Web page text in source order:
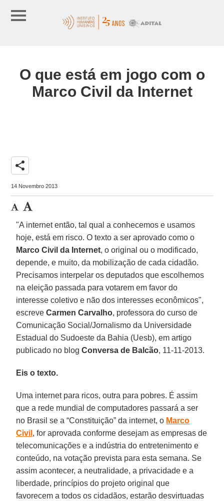
O que está em jogo com o
Marco Civil da Internet
share
14 Novembro 2013
"A internet então, tal qual a conhecemos e usamos
hoje, está em risco. O texto a ser aprovado como o
Marco Civil da Internet, o original ou o modificado,
depende, e muito, da mobilização de cada cidadão.
Precisamos interpelar os deputados que escolhemos
na eleição passada para votarem em favor do
interesse coletivo e não dos interesses econômicos",
escreveCarmen Carvalho, professora do curso de
Comunicação Social/Jornalismo da Universidade
Estadual do Sudoeste da Bahia (Uesb), em artigo
publicado no blogConversa de Balcão, 11-11-2013.
Eis o texto.
Uma internet para ricos, outra para pobres. É assim
que a rede mundial de computadores passará a ser
no Brasil se a “Constituição” da internet, o Marco
Civil , for aprovada conforme desejam as empresas de
telecomunicações e a indústria do entretenimento e
conteúdo, na votação prevista para esta semana. Se
assim acontecer, a neutralidade, a privacidade e a
liberdade, princípios do projeto original que
favorecem a todos os cidadãos, estarão desvirtuadas